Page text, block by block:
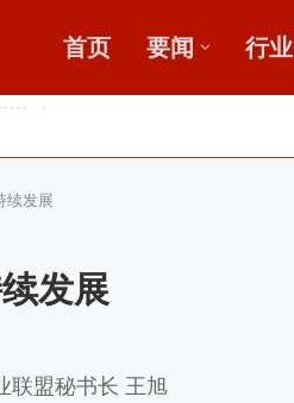
首页 要闻 行业
续发展
发展
盟秘书长 王旭